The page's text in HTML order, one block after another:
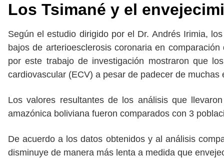
Los Tsimané y el
Según el estudio dirigido por el Dr. Andrés Irimia,
bajos de arterioesclerosis coronaria en
por este trabajo de investigación mostraron que
cardiovascular (ECV) a pesar de padecer de
Los valores resultantes de los análisis que
amazónica boliviana fueron comparados con 3
De acuerdo a los datos obtenidos y al análisis
disminuye de manera más lenta a medida que